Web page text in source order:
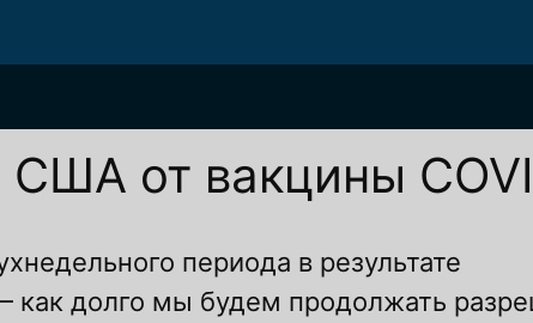
США от вакцины
периода в результате
как долго мы будем продолжать